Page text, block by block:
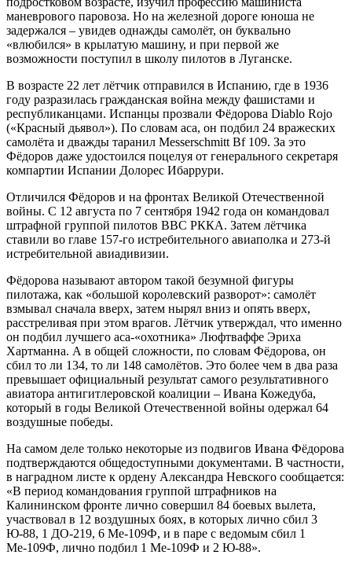
маневрового паровоза. Но на железной дороге юноша не
задержался – увидев однажды самолёт, он буквально
«влюбился» в крылатую машину, и при первой же
возможности поступил в школу пилотов в Луганске.
В возрасте 22 лет лётчик отправился в Испанию, где в 1936
году разразилась гражданская война между фашистами и
республиканцами. Испанцы прозвали Фёдорова Diablo Rojo
(«Красный дьявол»). По словам аса, он подбил 24 вражеских
самолёта и дважды таранил Messerschmitt Bf 109. За это
Фёдоров даже удостоился поцелуя от генерального секретаря
компартии Испании Долорес Ибаррури.
Отличился Фёдоров и на фронтах Великой Отечественной
войны. С 12 августа по 7 сентября 1942 года он командовал
штрафной группой пилотов ВВС РККА. Затем лётчика
ставили во главе 157-го истребительного авиаполка и 273-й
истребительной авиадивизии.
Фёдорова называют автором такой безумной фигуры
пилотажа, как «большой королевский разворот»: самолёт
взмывал сначала вверх, затем нырял вниз и опять вверх,
расстреливая при этом врагов. Лётчик утверждал, что именно
он подбил лучшего аса-«охотника» Люфтваффе Эриха
Хартманна. А в общей сложности, по словам Фёдорова, он
сбил то ли 134, то ли 148 самолётов. Это более чем в два раза
превышает официальный результат самого результативного
авиатора антигитлеровской коалиции – Ивана Кожедуба,
который в годы Великой Отечественной войны одержал 64
воздушные победы.
На самом деле только некоторые из подвигов Ивана Фёдорова
подтверждаются общедоступными документами. В частности,
в наградном листе к ордену Александра Невского сообщается:
«В период командования группой штрафников на
Калининском фронте лично совершил 84 боевых вылета,
участвовал в 12 воздушных боях, в которых лично сбил 3
Ю-88, 1 ДО-219, 6 Ме-109Ф, и в паре с ведомым сбил 1
Ме-109Ф, лично подбил 1 Ме-109Ф и 2 Ю-88».